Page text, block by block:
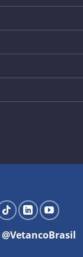
@VetancoBrasil